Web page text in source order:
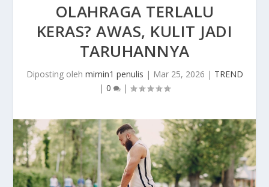
OLAHRAGA TERLALU
KERAS? AWAS, KULIT JADI
TARUHANNYA
Diposting oleh mimin1 penulis | Mar 25, 2026 | TREND
| 0 |